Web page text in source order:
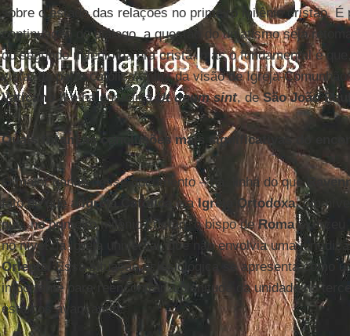
sobre o estado das relações no primeiro milênio cristão. É
continuação do diálogo, a questão do uniatismo seja
do segundo milênio da era cristã, mas o fundamental é
vista, da parte católica, à luz da visão de Igreja-Comunhão
Vaticano IIe na encíclicaUt unum sint, deSão João
Quais foram as conclusões mais significativas do
O maior ganho desse documento – na linha do que
fato de que aIgreja Católica e aIgreja Ortodoxa, em
que, no primeiro milênio cristão, o bispo deRomaexerceu
no nível da Igreja universal, que não envolvia uma
Oriente . Essa situação eclesiológica se apresenta como
importante para reencontrar a plenitude da unidade no
estamos avançando.